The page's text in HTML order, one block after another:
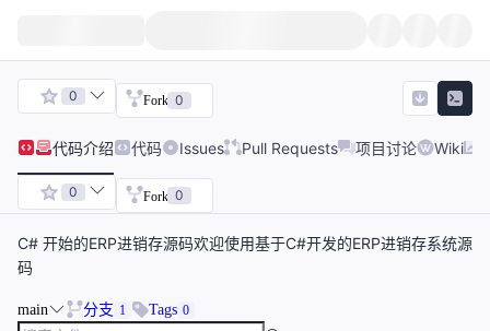
0 Fork 0
代码介绍 代码 Issues Pull Requests 项目讨论 Wiki
0 Fork 0
C# 开始的ERP进销存源码欢迎使用基于C#开发的ERP进销存系统源
码
main 分支 1 Tags 0